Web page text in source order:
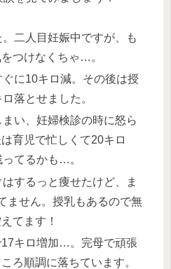
二人目妊娠中ですが、も
つけなくちゃ…。
に10キロ減。その後は授
落とせました。
い、妊婦検診の時に怒ら
育児で忙しくて20キロ
てるかも…。
するっと痩せたけど、ま
ません。授乳もあるので無
てます！
キロ増加…。完母で頑張
ろ順調に落ちています。